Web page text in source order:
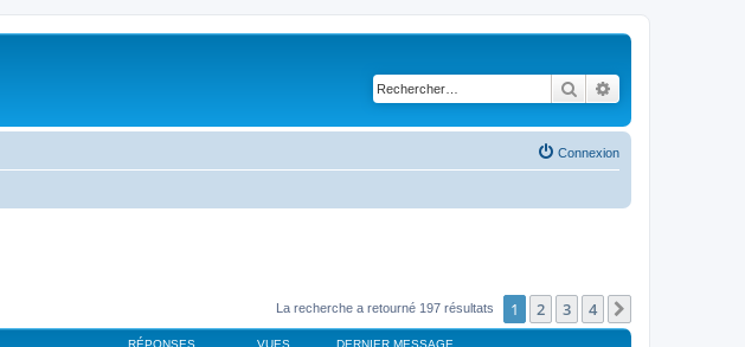
Rechercher
Connexion
La recherche a retourné 197 résultats 1 2 3 4
RÉPONSES VUES DERNIER MESSAGE